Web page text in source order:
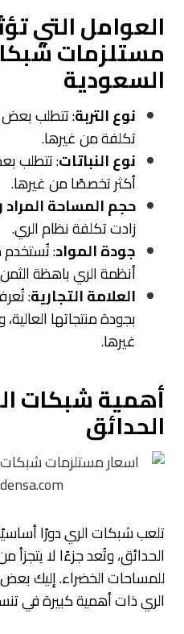
العوامل التي
مستلزمات
السعودية
نوع التربة: تتطلب بعض
تكلفة من غيرها.
نوع النباتات: تتطلب
أكثر تخصصًا من غيرها.
حجم المساحة المراد
زادت تكلفة نظام الري.
جودة المواد: تُستخدم
أنظمة الري باهظة
العلامة التجارية:
بجودة منتجاتها
غيرها.
أهمية شبكات
الحدائق
تلعب شبكات الري دورًا
الحدائق، وتُعد جزءًا لا يتجزأ
للمساحات الخضراء. إليك
الري ذات أهمية كبيرة في